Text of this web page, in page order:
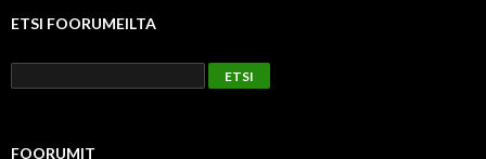
ETSI FOORUMEILTA
FOORUMIT